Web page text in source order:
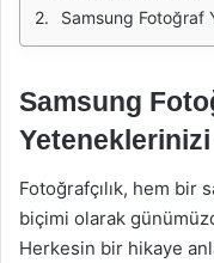
Samsung Fotoğraf
Samsung
Fotoğrafçılık, hem bir
biçimi olarak
Herkesin bir hikaye